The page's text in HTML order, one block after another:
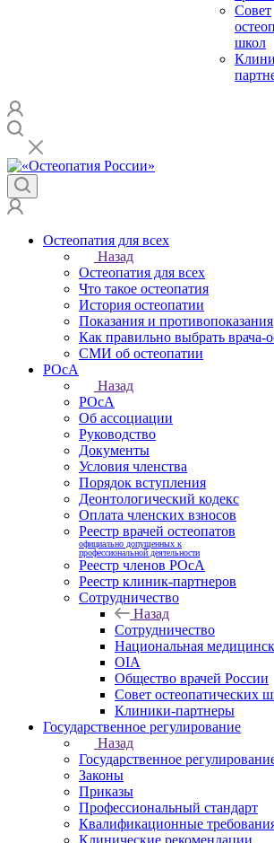
Совет
школ
Остеопатия для всех
Назад
Остеопатия для всех
Что такое остеопатия
История остеопатии
Показания и противопоказания
Как правильно выбрать врача-
СМИ об остеопатии
РОсА
Назад
РОсА
Об ассоциации
Руководство
Документы
Условия членства
Порядок вступления
Деонтологический кодекс
Оплата членских взносов
Реестр врачей остеопатов
официально допущенных к
профессиональной деятельности
Реестр членов РОсА
Реестр клиник-партнеров
Сотрудничество
Назад
Сотрудничество
Национальная
OIA
Общество врачей России
Совет остеопатических
Клиники-партнеры
Государственное регулирование
Назад
Государственное
Законы
Приказы
Профессиональный стандарт
Квалификационные
Клинические рекомендации